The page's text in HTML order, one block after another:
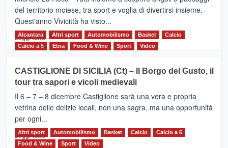
dell’Etna
del territorio moiese, tra sport e voglia di divertirsi insieme.
Quest'anno Vivicittà ha visto...
Leggi tutto Leggi
MOIO
ALCANTARA
–
Vivicittà,
alla
scoperta
del
territorio,
Alcantara Altri sport Automobilismo Basket
Calcio
Calcio a 5
Etna Food & Wine Sport Video
CASTIGLIONE DI SICILIA (Ct) – Il Borgo del Gusto, il
tour tra sapori e vicoli medievali
Il 6 – 7 – 8 dicembre Castiglione sarà una vera e propria
vetrina delle delizie locali, non una sagra, ma una opportunità
per ogni...
Leggi tuttoLeggi
di
Altri sport Automobilismo Basket Calcio
Calcio a 5
Food & Wine
Sport Video